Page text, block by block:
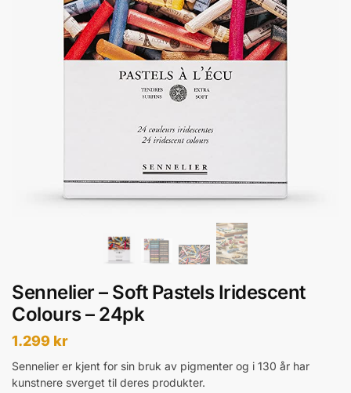
Sennelier – Soft Pastels Iridescent
Colours – 24pk
1.299 kr
Sennelier er kjent for sin bruk av pigmenter og i 130 år har
kunstnere sverget til deres produkter.